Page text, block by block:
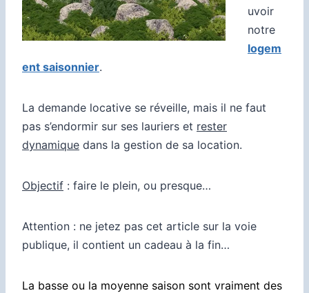
uvoir
notre
logem
ent saisonnier.
La demande locative se réveille, mais il ne faut
pas s’endormir sur ses lauriers et rester
dynamique dans la gestion de sa location.
Objectif : faire le plein, ou presque…
Attention : ne jetez pas cet article sur la voie
publique, il contient un cadeau à la fin…
La basse ou la moyenne saison sont vraiment des